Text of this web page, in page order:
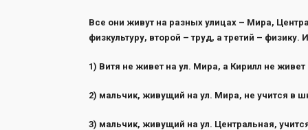
Все они живут на разных улицах – Мира,
физкультуру, второй – труд, а третий – физику.
1) Витя не живет на ул. Мира, а Кирилл не
2) мальчик, живущий на ул. Мира, не учится в
3) мальчик, живущий на ул. Центральная,